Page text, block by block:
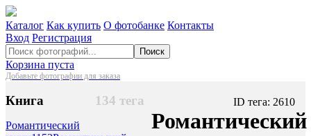
Каталог Как купить О фотобанке Контакты
Вход Регистрация
Поиск
Корзина пуста
Добавьте фотографии для заказа
134 тега
Книга
Романтический
ID тега: 2610
Романтический